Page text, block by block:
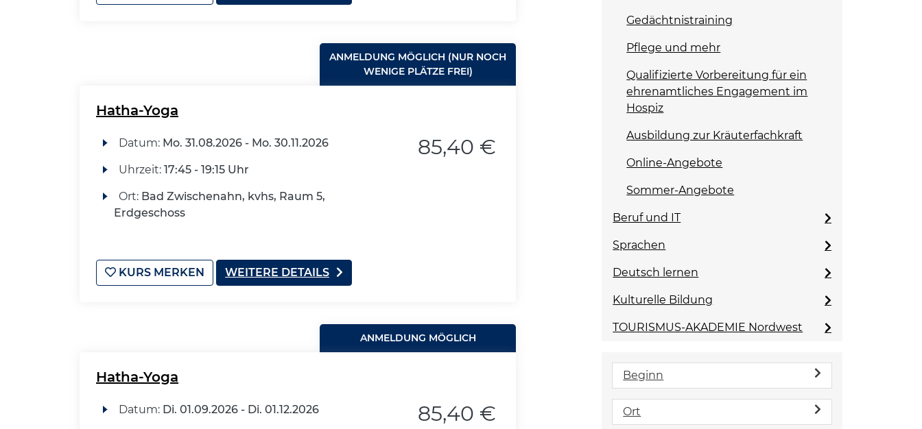
ANMELDUNG MÖGLICH (NUR NOCH
WENIGE PLÄTZE FREI)
Hatha-Yoga
Datum: Mo. 31.08.2026 - Mo. 30.11.2026
Uhrzeit: 17:45 - 19:15 Uhr
Ort: Bad Zwischenahn, kvhs, Raum 5,
Erdgeschoss
85,40 €
KURS MERKEN WEITERE DETAILS
ANMELDUNG MÖGLICH
Hatha-Yoga
Datum: Di. 01.09.2026 - Di. 01.12.2026 85,40 €
Gedächtnistraining
Pflege und mehr
Qualifizierte Vorbereitung für ein
ehrenamtliches Engagement im
Hospiz
Ausbildung zur Kräuterfachkraft
Online-Angebote
Sommer-Angebote
Beruf und IT
Sprachen
Deutsch lernen
Kulturelle Bildung
TOURISMUS-AKADEMIE Nordwest
Beginn
Ort